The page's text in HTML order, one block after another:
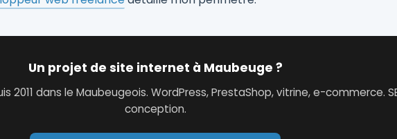
Un projet de site internet à Maubeuge ?
2011 dans le Maubeugeois. WordPress, PrestaShop, vitrine, e-commerce.
conception.